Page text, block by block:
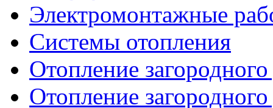
Электромонтажные
Системы отопления
Отопление
Отопление